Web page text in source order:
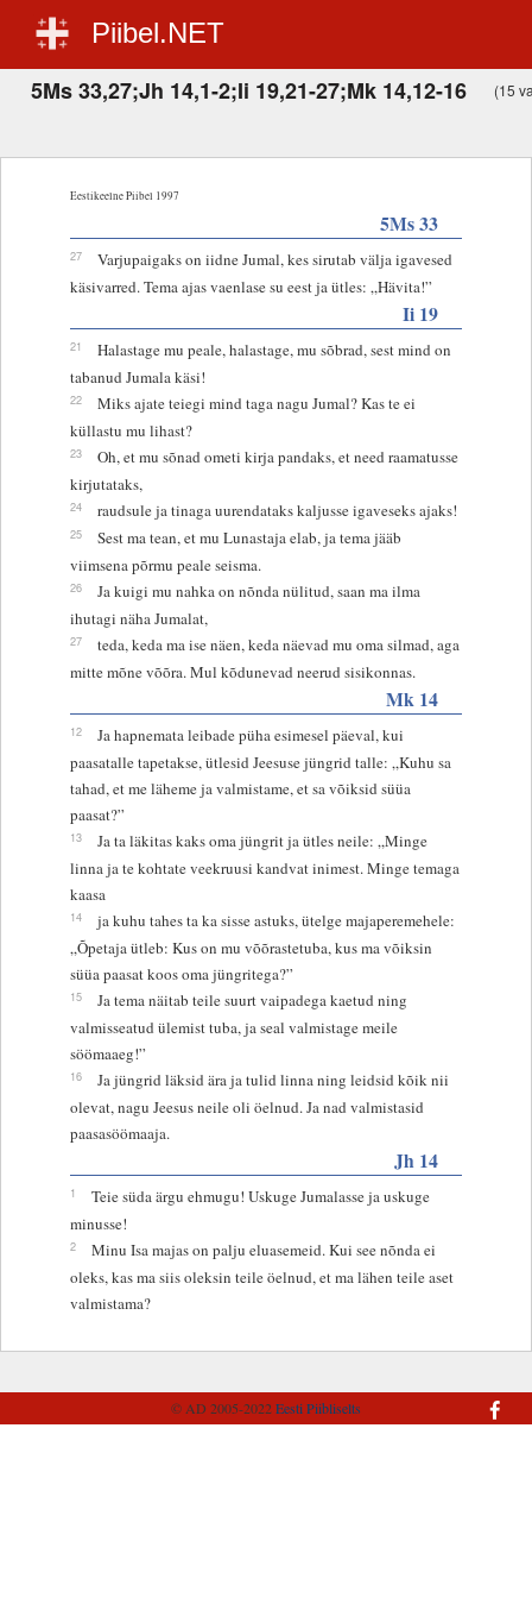
Piibel.NET
5Ms 33,27;Jh 14,1-2;Ii 19,21-27;Mk 14,12-16 (15
Eestikeelne Piibel 1997
5Ms 33
27
Varjupaigaks on iidne Jumal, kes sirutab välja igavesed
käsivarred. Tema ajas vaenlase su eest ja ütles: „Hävita!”
Ii 19
21
Halastage mu peale, halastage, mu sõbrad, sest mind on
tabanud Jumala käsi!
22
Miks ajate teiegi mind taga nagu Jumal? Kas te ei
küllastu mu lihast?
23
Oh, et mu sõnad ometi kirja pandaks, et need raamatusse
kirjutataks,
24 raudsule ja tinaga uurendataks kaljusse igaveseks ajaks!
25
Sest ma tean, et mu Lunastaja elab, ja tema jääb
viimsena põrmu peale seisma.
26
Ja kuigi mu nahka on nõnda nülitud, saan ma ilma
ihutagi näha Jumalat,
27
teda, keda ma ise näen, keda näevad mu oma silmad, aga
mitte mõne võõra. Mul kõdunevad neerud sisikonnas.
Mk 14
12
Ja hapnemata leibade püha esimesel päeval, kui
paasatalle tapetakse, ütlesid Jeesuse jüngrid talle: „Kuhu sa
tahad, et me läheme ja valmistame, et sa võiksid süüa
paasat?”
13
Ja ta läkitas kaks oma jüngrit ja ütles neile: „Minge
linna ja te kohtate veekruusi kandvat inimest. Minge temaga
kaasa
14
ja kuhu tahes ta ka sisse astuks, ütelge majaperemehele:
„Õpetaja ütleb: Kus on mu võõrastetuba, kus ma võiksin
süüa paasat koos oma jüngritega?”
15
Ja tema näitab teile suurt vaipadega kaetud ning
valmisseatud ülemist tuba, ja seal valmistage meile
söömaaeg!”
16
Ja jüngrid läksid ära ja tulid linna ning leidsid kõik nii
olevat, nagu Jeesus neile oli öelnud. Ja nad valmistasid
paasasöömaaja.
Jh 14
1
Teie süda ärgu ehmugu! Uskuge Jumalasse ja uskuge
minusse!
2
Minu Isa majas on palju eluasemeid. Kui see nõnda ei
oleks, kas ma siis oleksin teile öelnud, et ma lähen teile aset
valmistama?
© AD 2005-2022Eesti Piibliselts